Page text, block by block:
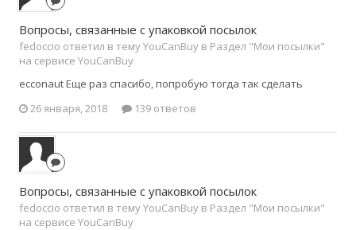
Вопросы, связанные с упаковкой посылок
fedoccio ответил в тему YouCanBuy в Раздел "Мои посылки"
на сервисе YouCanBuy
ecconaut Еще раз спасибо, попробую тогда так сделать
26 января, 2018
139 ответов
Вопросы, связанные с упаковкой посылок
fedoccio ответил в тему YouCanBuy в Раздел "Мои посылки"
на сервисе YouCanBuy